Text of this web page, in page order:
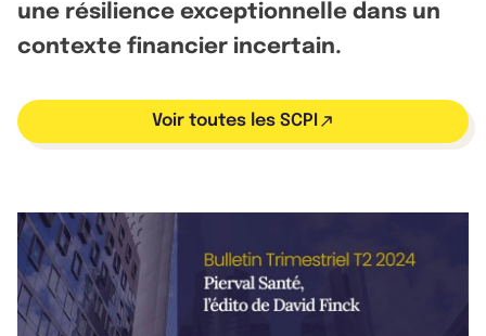
une résilience exceptionnelle dans un
contexte financier incertain.
Voir toutes les SCPI